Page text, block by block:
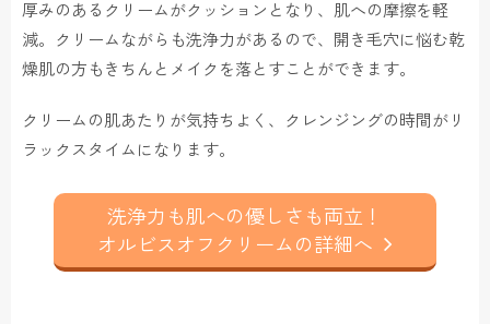
厚みのあるクリームがクッションとなり、肌への摩擦を軽
減。クリームながらも洗浄力があるので、開き毛穴に悩む乾
燥肌の方もきちんとメイクを落とすことができます。
クリームの肌あたりが気持ちよく、クレンジングの時間がリ
ラックスタイムになります。
洗浄力も肌への優しさも両立！
オルビスオフクリームの詳細へ